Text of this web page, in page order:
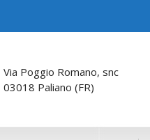
Via Poggio Romano, snc
03018 Paliano (FR)